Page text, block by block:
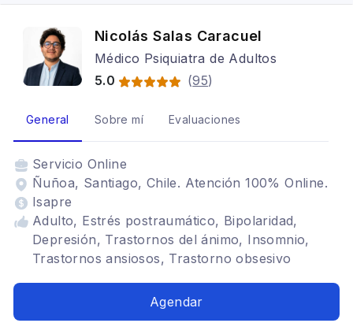
Nicolás Salas Caracuel
Médico Psiquiatra de Adultos
5.0
(95)
General Sobre mí Evaluaciones
Servicio Online
Ñuñoa, Santiago, Chile. Atención 100% Online.
Isapre
Adulto, Estrés postraumático, Bipolaridad,
Depresión, Trastornos del ánimo, Insomnio,
Trastornos ansiosos, Trastorno obsesivo
atencional, Somatización, Ansiedad, Trastornos
Agendar